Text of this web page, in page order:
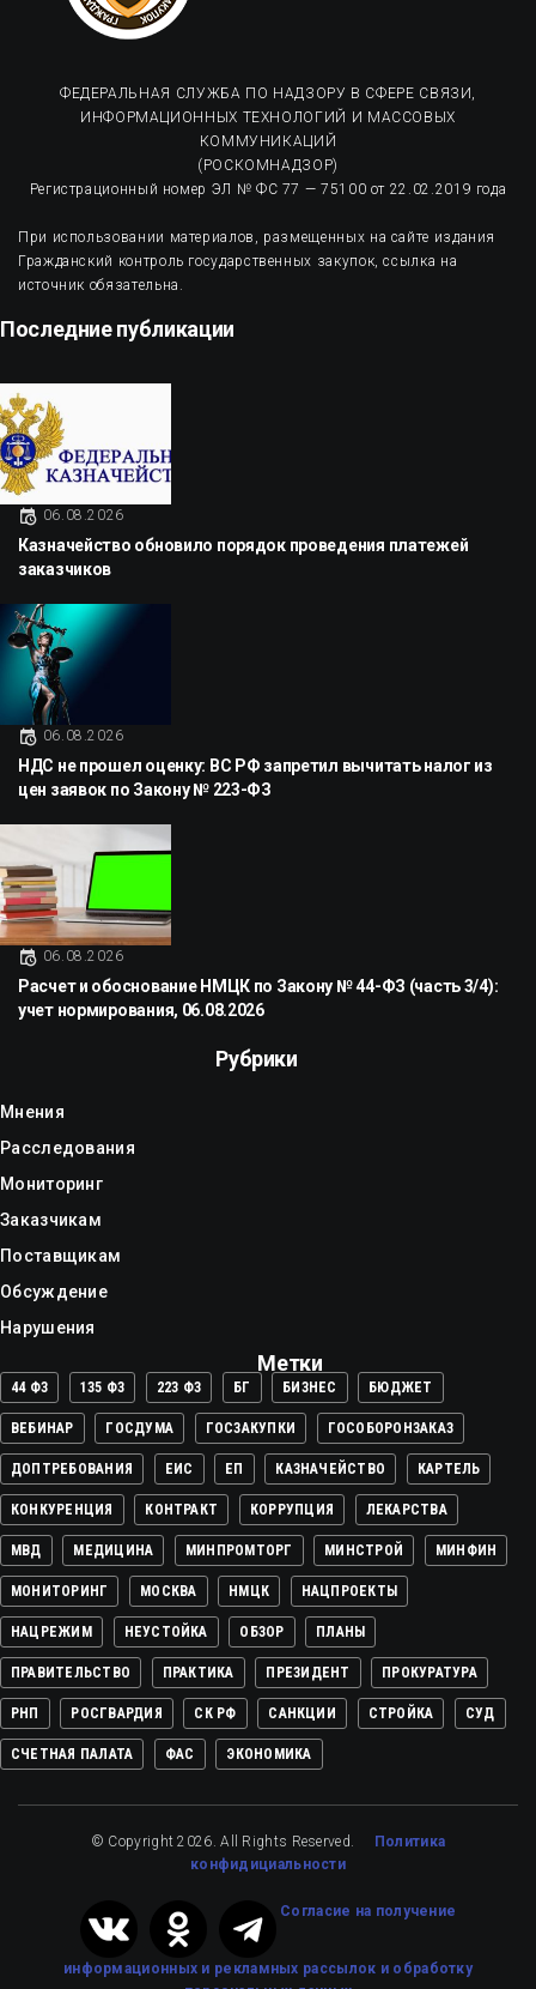
ФЕДЕРАЛЬНАЯ СЛУЖБА ПО НАДЗОРУ В СФЕРЕ СВЯЗИ,
ИНФОРМАЦИОННЫХ ТЕХНОЛОГИЙ И МАССОВЫХ
КОММУНИКАЦИЙ
(РОСКОМНАДЗОР)
Регистрационный номер ЭЛ № ФС 77 — 75100 от 22.02.2019 года
При использовании материалов, размещенных на сайте издания
Гражданский контроль государственных закупок, ссылка на
источник обязательна.
Последние публикации
06.08.2026
Казначейство обновило порядок проведения платежей
заказчиков
06.08.2026
НДС не прошел оценку: ВС РФ запретил вычитать налог из
цен заявок по Закону № 223-ФЗ
06.08.2026
Расчет и обоснование НМЦК по Закону № 44-ФЗ (часть 3/4):
учет нормирования, 06.08.2026
Рубрики
Мнения
Расследования
Мониторинг
Заказчикам
Поставщикам
Обсуждение
Нарушения
Метки
44 ФЗ 135 ФЗ 223 ФЗ БГ БИЗНЕС БЮДЖЕТ
ВЕБИНАР ГОСДУМА ГОСЗАКУПКИ ГОСОБОРОНЗАКАЗ
ДОПТРЕБОВАНИЯ ЕИС ЕП КАЗНАЧЕЙСТВО КАРТЕЛЬ
КОНКУРЕНЦИЯ КОНТРАКТ КОРРУПЦИЯ ЛЕКАРСТВА
МВД МЕДИЦИНА МИНПРОМТОРГ МИНСТРОЙ МИНФИН
МОНИТОРИНГ МОСКВА НМЦК НАЦПРОЕКТЫ
НАЦРЕЖИМ НЕУСТОЙКА ОБЗОР ПЛАНЫ
ПРАВИТЕЛЬСТВО ПРАКТИКА ПРЕЗИДЕНТ ПРОКУРАТУРА
РНП РОСГВАРДИЯ СК РФ САНКЦИИ СТРОЙКА СУД
СЧЕТНАЯ ПАЛАТА ФАС ЭКОНОМИКА
© Copyright 2026. All Rights Reserved. Политика
конфидициальности
Cогласие на получение
информационных и рекламных рассылок и обработку